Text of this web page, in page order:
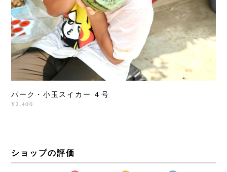
パーク・小玉スイカー ４号
¥2,400
ショップの評価